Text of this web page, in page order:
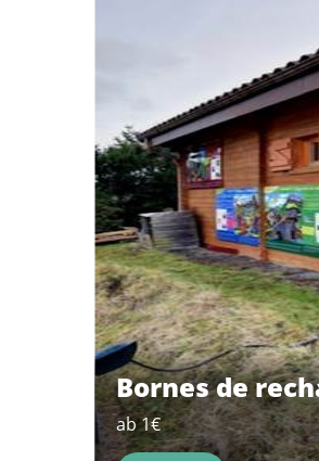
Bornes de
ab 1€